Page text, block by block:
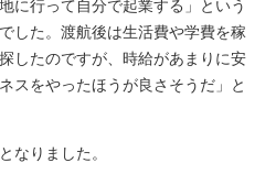
に行って自分で起業する」という
した。渡航後は生活費や学費を稼
したのですが、時給があまりに安
スをやったほうが良さそうだ」と
なりました。